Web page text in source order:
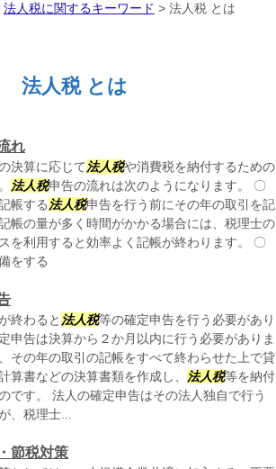
法人税に関するキーワード > 法人税 とは
法人税 とは
れ
決算に応じて 法人税や消費税を納付するための
法人税申告の流れは次のようになります。 〇
帳する 法人税申告を行う前にその年の取引を記
帳の量が多く時間がかかる場合には、税理士の
を利用すると効率よく記帳が終わります。 〇
をする
終わると 法人税等の確定申告を行う必要があり
申告は決算から２か月以内に行う必要がありま
その年の取引の記帳をすべて終わらせた上で貸
算書などの決算書類を作成し、
法人税等を納付
です。 法人の確定申告はその法人独自で行う
、税理士...
節税対策